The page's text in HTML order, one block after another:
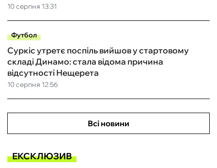
10 серпня 13:31
Футбол
10 серпня 12:56
Суркіс утретє поспіль вийшов у стартовому
складі Динамо: стала відома причина
відсутності Нещерета
Всі новини
ЕКСКЛЮЗИВ